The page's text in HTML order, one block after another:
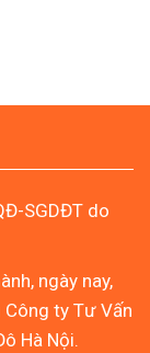
SGDĐT do
ngày nay,
ty Tư Vấn
Hà Nội.